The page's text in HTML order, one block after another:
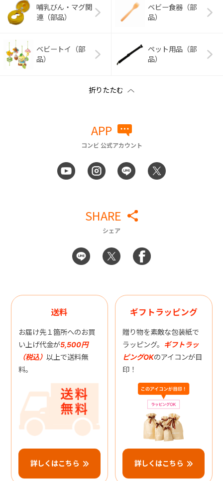
哺乳びん・マグ関
連（部品）
ベビー食器（部
品）
ベビートイ（部
品）
ペット用品（部
品）
APP
コンビ 公式アカウント
SHARE
シェア
送料
お届け先１箇所へのお買
い上げ代金が5,500円
（税込） 以上で送料無
料。
詳しくはこちら
ギフトラッピング
贈り物を素敵な包装紙で
ラッピング。 ギフトラッ
ピングOKのアイコンが目
印！
詳しくはこちら